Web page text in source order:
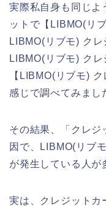
実際私自身も同じよ
ットで【LIBMO(リ
LIBMO(リブモ) ク
LIBMO(リブモ) ク
【LIBMO(リブモ)
感じで調べてみまし
その結果、「クレジ
因で、LIBMO(リブ
が発生している人が
実は、クレジットカ